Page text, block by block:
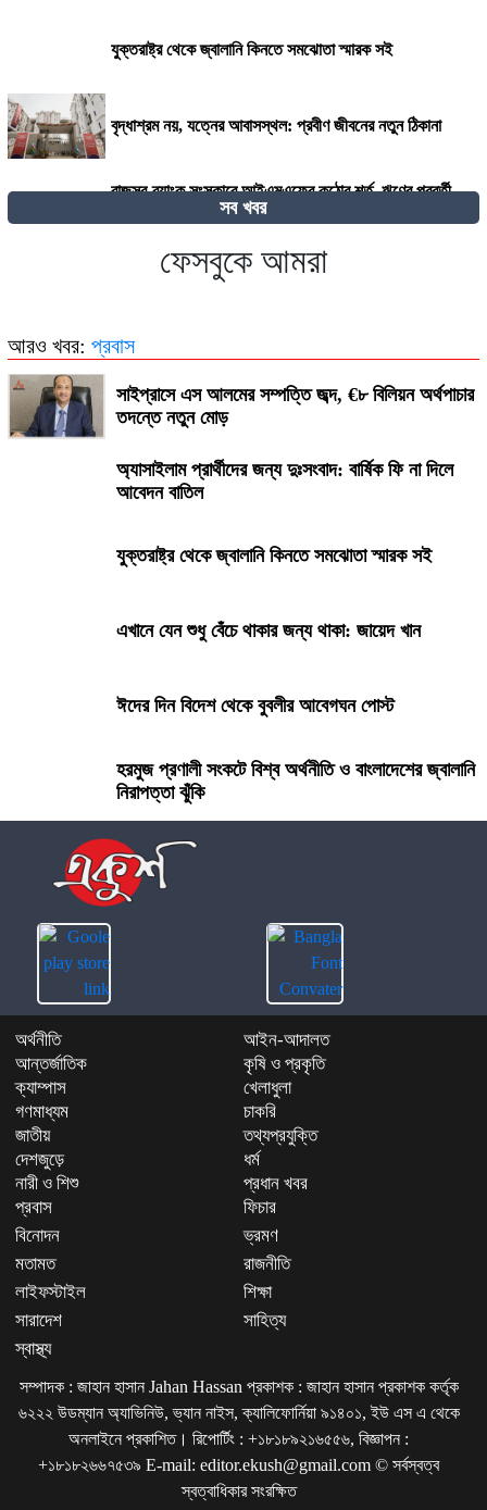
যুক্তরাষ্ট্র থেকে জ্বালানি কিনতে সমঝোতা স্মারক সই
বৃদ্ধাশ্রম নয়, যত্নের আবাসস্থল: প্রবীণ জীবনের নতুন ঠিকানা
রাজস্ব-ব্যাংক সংস্কারে আইএমএফের কঠোর শর্ত, ঋণের পরবর্তী
কিস্তি নিয়ে দোটানায় সরকার
২৭০ বিলিয়ন ডলার! কার কাছে এই বিশাল ক্ষতিপূরণ চাইছে ইরান?
সব খবর
ফেসবুকে আমরা
আরও খবর: প্রবাস
সাইপ্রাসে এস আলমের সম্পত্তি জব্দ, €৮ বিলিয়ন অর্থপাচার
তদন্তে নতুন মোড়
অ্যাসাইলাম প্রার্থীদের জন্য দুঃসংবাদ: বার্ষিক ফি না দিলে
আবেদন বাতিল
যুক্তরাষ্ট্র থেকে জ্বালানি কিনতে সমঝোতা স্মারক সই
এখানে যেন শুধু বেঁচে থাকার জন্য থাকা: জায়েদ খান
ঈদের দিন বিদেশ থেকে বুবলীর আবেগঘন পোস্ট
হরমুজ প্রণালী সংকটে বিশ্ব অর্থনীতি ও বাংলাদেশের জ্বালানি
নিরাপত্তা ঝুঁকি
অর্থনীতি
আইন-আদালত
আন্তর্জাতিক
কৃষি ও প্রকৃতি
ক্যাম্পাস
খেলাধুলা
গণমাধ্যম
চাকরি
জাতীয়
তথ্যপ্রযুক্তি
দেশজুড়ে
ধর্ম
নারী ও শিশু
প্রধান খবর
প্রবাস
ফিচার
বিনোদন
ভ্রমণ
মতামত
রাজনীতি
লাইফস্টাইল
শিক্ষা
সারাদেশ
সাহিত্য
স্বাস্থ্য
সম্পাদক : জাহান হাসান Jahan Hassan প্রকাশক : জাহান হাসান প্রকাশক কর্তৃক
৬২২২ উডম্যান অ্যাভিনিউ, ভ্যান নাইস, ক্যালিফোর্নিয়া ৯১৪০১, ইউ এস এ থেকে
অনলাইনে প্রকাশিত। রিপোর্টিং : +১৮১৮৯২১৬৫৫৬, বিজ্ঞাপন :
+১৮১৮২৬৬৭৫৩৯ E-mail: editor.ekush@gmail.com © সর্বস্বত্ব
স্বত্বাধিকার সংরক্ষিত